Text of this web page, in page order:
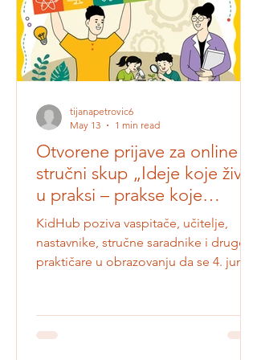
program „Naučno igralište“ u dva
vrtića i jednoj osnovnoj školi u
Otvorene prijave za online
stručni skup „Ideje koje žive
u praksi – prakse koje
inspirišu”
KidHub poziva vaspitače, učitelje,
nastavnike, stručne saradnike i druge
skupu posvećenom razmeni iskustava,
May 13
1 min read